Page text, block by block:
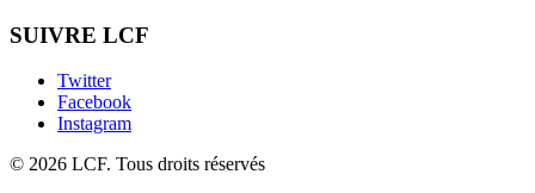
SUIVRE LCF
Twitter
Facebook
Instagram
© 2026 LCF. Tous droits réservés